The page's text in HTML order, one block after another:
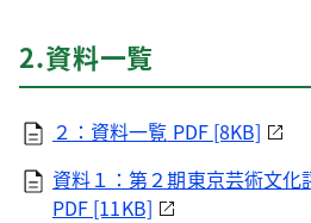
2.資料一覧
２：資料一覧 PDF [8KB]
資料１：第２期東京芸術文化
PDF [11KB]